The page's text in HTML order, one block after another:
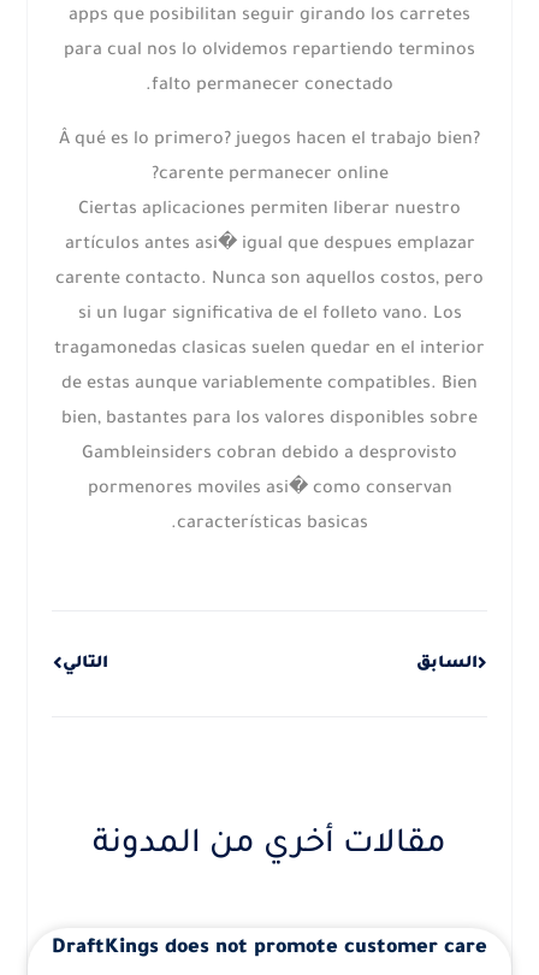
apps que posibilitan seguir girando los carretes
para cual nos lo olvidemos repartiendo terminos
falto permanecer conectado.
?Â qué es lo primero? juegos hacen el trabajo bien
carente permanecer online?
Ciertas aplicaciones permiten liberar nuestro
artículos antes asi� igual que despues emplazar
carente contacto. Nunca son aquellos costos, pero
si un lugar significativa de el folleto vano. Los
tragamonedas clasicas suelen quedar en el interior
de estas aunque variablemente compatibles. Bien
bien, bastantes para los valores disponibles sobre
Gambleinsiders cobran debido a desprovisto
pormenores moviles asi� como conservan
características basicas.
السابق التالي
مقالات أخري من المدونة
DraftKings does not promote customer care